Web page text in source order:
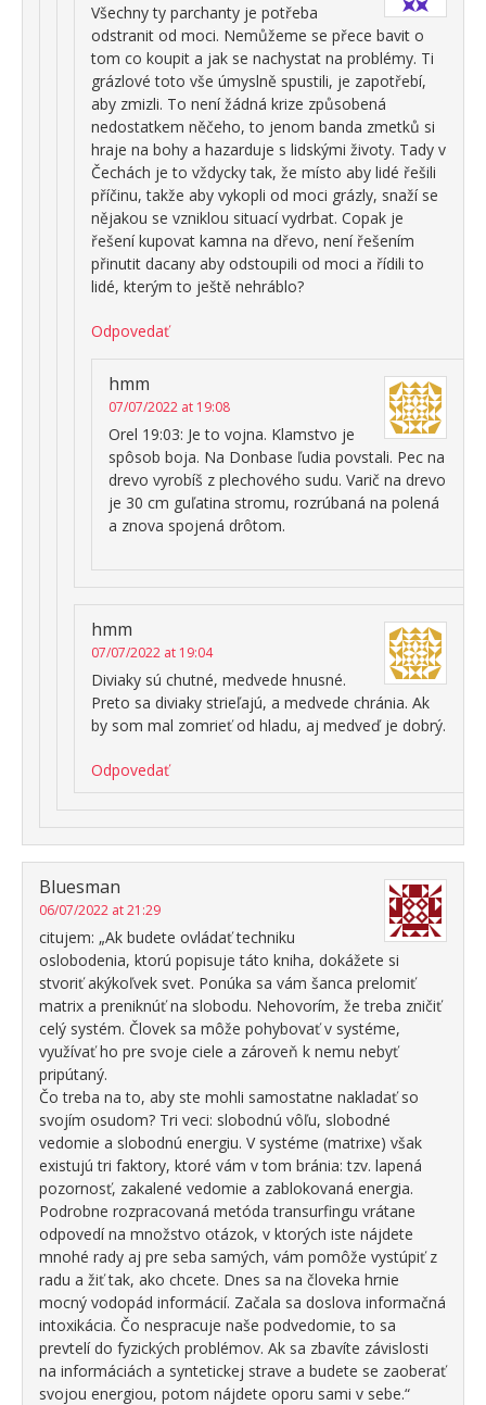
Všechny ty parchanty je potřeba
odstranit od moci. Nemůžeme se přece bavit o
tom co koupit a jak se nachystat na problémy. Ti
grázlové toto vše úmyslně spustili, je zapotřebí,
aby zmizli. To není žádná krize způsobená
nedostatkem něčeho, to jenom banda zmetků si
hraje na bohy a hazarduje s lidskými životy. Tady v
Čechách je to vždycky tak, že místo aby lidé řešili
příčinu, takže aby vykopli od moci grázly, snaží se
nějakou se vzniklou situací vydrbat. Copak je
řešení kupovat kamna na dřevo, není řešením
přinutit dacany aby odstoupili od moci a řídili to
lidé, kterým to ještě nehráblo?
Odpovedať
hmm
07/07/2022 at 19:08
Orel 19:03: Je to vojna. Klamstvo je
spôsob boja. Na Donbase ľudia povstali. Pec na
drevo vyrobíš z plechového sudu. Varič na drevo
je 30 cm guľatina stromu, rozrúbaná na polená
a znova spojená drôtom.
hmm
07/07/2022 at 19:04
Diviaky sú chutné, medvede hnusné.
Preto sa diviaky strieľajú, a medvede chránia. Ak
by som mal zomrieť od hladu, aj medveď je dobrý.
Odpovedať
Bluesman
06/07/2022 at 21:29
citujem: „Ak budete ovládať techniku
oslobodenia, ktorú popisuje táto kniha, dokážete si
stvoriť akýkoľvek svet. Ponúka sa vám šanca prelomiť
matrix a preniknúť na slobodu. Nehovorím, že treba zničiť
celý systém. Človek sa môže pohybovať v systéme,
využívať ho pre svoje ciele a zároveň k nemu nebyť
pripútaný.
Čo treba na to, aby ste mohli samostatne nakladať so
svojím osudom? Tri veci: slobodnú vôľu, slobodné
vedomie a slobodnú energiu. V systéme (matrixe) však
existujú tri faktory, ktoré vám v tom bránia: tzv. lapená
pozornosť, zakalené vedomie a zablokovaná energia.
Podrobne rozpracovaná metóda transurfingu vrátane
odpovedí na množstvo otázok, v ktorých iste nájdete
mnohé rady aj pre seba samých, vám pomôže vystúpiť z
radu a žiť tak, ako chcete. Dnes sa na človeka hrnie
mocný vodopád informácií. Začala sa doslova informačná
intoxikácia. Čo nespracuje naše podvedomie, to sa
prevtelí do fyzických problémov. Ak sa zbavíte závislosti
na informáciách a syntetickej strave a budete se zaoberať
svojou energiou, potom nájdete oporu sami v sebe.“